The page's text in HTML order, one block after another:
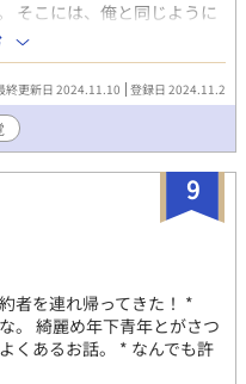
そこには、俺と同じように
うに働かされていたが、み
くれた。 だけど、俺を買っ
とを理由に、魔法の練習台
うとする。 耐えかねた俺
屋敷を飛び出し、街に出
功したが、そこで魔法に失
しまう。そこでは貴族たち
ろに侵入してしまった俺
てしまい、領主の息子で冷
まった貴族たちが、突然城
なぜかその男は、俺の話す
ろと言い出す。 何言って
たが、その男はまるで聞
いにまで巻き込まれてしま
なんだ。 R18は保険です
終更新日 2024.11.10 登録日 2024.11.2
9
者を連れ帰ってきた！ *
。 綺麗め年下青年とがさつ
くあるお話。 * なんでも許